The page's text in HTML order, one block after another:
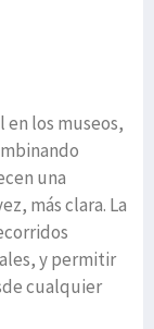
en los museos,
una
más clara. La
y permitir
cualquier